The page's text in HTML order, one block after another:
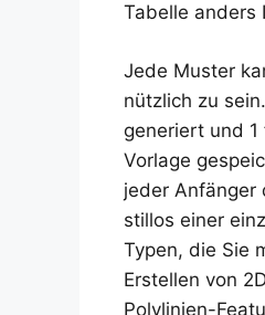
Tabelle anders
Jede Muster
nützlich zu
generiert und
Vorlage
jeder Anfänger
stillos einer
Typen, die Sie
Erstellen von
Polylinien-